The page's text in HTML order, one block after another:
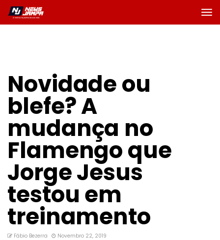
Novidade ou
blefe? A
mudança no
Flamengo que
Jorge Jesus
testou em
treinamento
Fábio Bezerra Novembro 22, 2019